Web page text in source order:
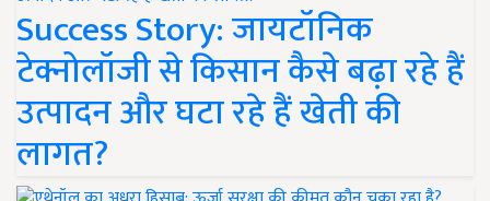
Success Story: जायटॉनिक
टेक्नोलॉजी से किसान कैसे बढ़ा रहे हैं
उत्पादन और घटा रहे हैं खेती की
लागत?